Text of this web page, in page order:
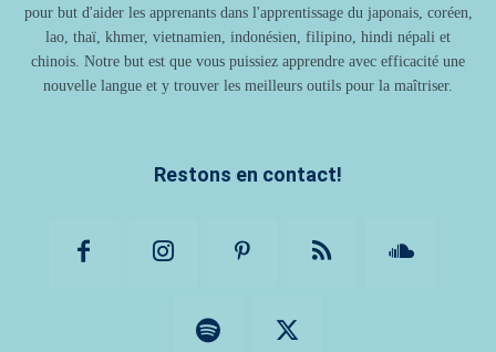
pour but d'aider les apprenants dans l'apprentissage du japonais, coréen,
lao, thaï, khmer, vietnamien, indonésien, filipino, hindi népali et
chinois. Notre but est que vous puissiez apprendre avec efficacité une
nouvelle langue et y trouver les meilleurs outils pour la maîtriser.
Restons en contact!